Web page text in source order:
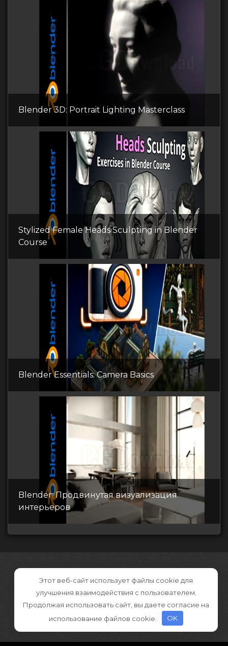
Blender 3D: Portrait Lighting Masterclass
Stylized Female Heads Sculpting in Blender
Course
Blender Essentials: Camera Basics
Blender: Продвинутая визуализация
интерьеров
Этот веб-сайт использует файлы cookie для
улучшения взаимодействия с пользователем.
Продолжая использовать сайт, вы даете согласие на
использование файлов cookie.
OK